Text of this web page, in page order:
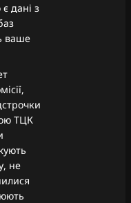
дані з
ваше
ТЦК
не